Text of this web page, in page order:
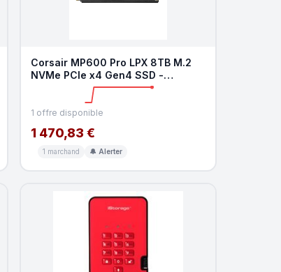
Corsair MP600 Pro LPX 8TB M.2
NVMe PCIe x4 Gen4 SSD -
Optimisé pour PS5 (Jusqu'à
1 offre disponible
1 470,83 €
1 marchand 🔔 Alerter